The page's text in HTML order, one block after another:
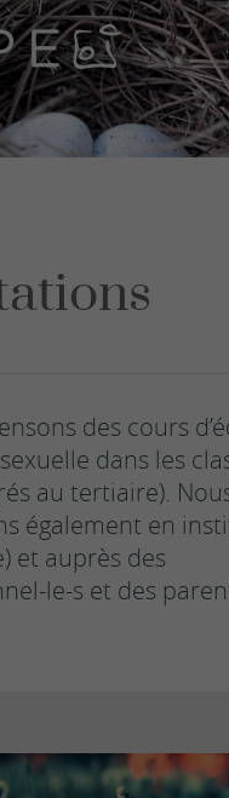
des cours
dans les
au tertiaire).
également en
et auprès des
le-s et des